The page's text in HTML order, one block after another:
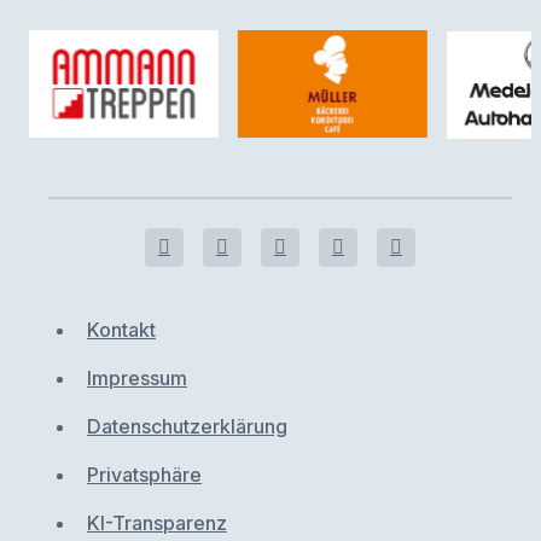
Kontakt
Impressum
Datenschutzerklärung
Privatsphäre
KI-Transparenz